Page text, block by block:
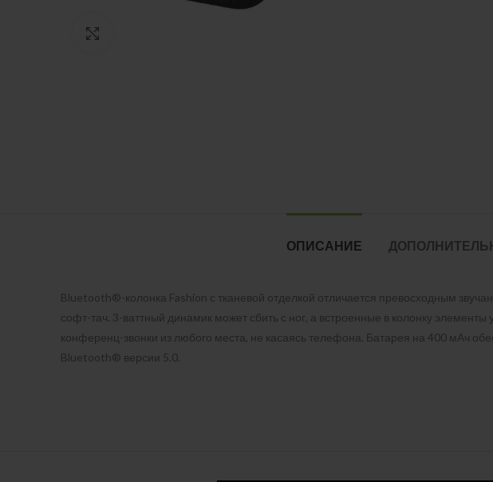
ОПИСАНИЕ
Bluetooth®-колонка Fashion с тканевой отделкой отличается превосходным
софт-тач. 3-ваттный динамик может сбить с ног, а встроенные в колонку
конференц-звонки из любого места, не касаясь телефона. Батарея на 400 мАч
Bluetooth® версии 5.0.